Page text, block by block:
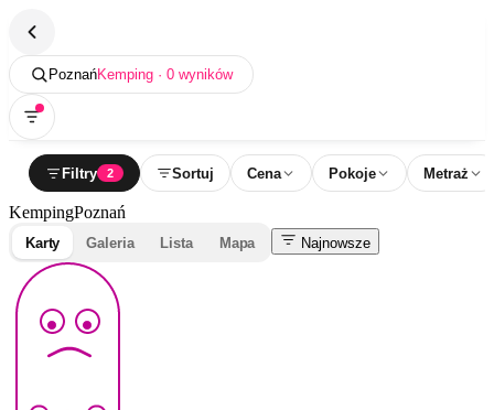
PoznańKemping · 0 wyników
Filtry 2 Sortuj Cena Pokoje Metraż
KempingPoznań
Karty Galeria Lista Mapa Najnowsze